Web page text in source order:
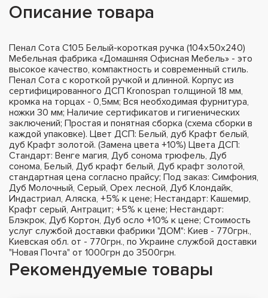
Описание товара
Пенал Сота С105 Белый-короткая ручка (104х50х240)
Мебельная фабрика «Домашняя Офисная Мебель» - это
высокое качество, компактность и современный стиль.
Пенал Сота с короткой ручкой и длинной. Корпус из
сертифицированного ДСП Kronospan толщиной 18 мм,
кромка на торцах - 0,5мм; Вся необходимая фурнитура,
ножки 30 мм; Наличие сертификатов и гигиенических
заключений; Простая и понятная сборка (схема сборки в
каждой упаковке). Цвет ДСП: Белый, дуб Крафт белый,
дуб Крафт золотой. (Замена цвета +10%) Цвета ДСП:
Стандарт: Венге магия, Дуб сонома трюфель, Дуб
сонома, Белый, Дуб крафт белый, Дуб крафт золотой,
стандартная цена согласно прайсу; Под заказ: Симфония,
Дуб Молочный, Серый, Орех лесной, Дуб Клондайк,
Индастриал, Аляска, +5% к цене; Нестандарт: Кашемир,
Крафт серый, Антрацит; +5% к цене; Нестандарт:
Блэкрок, Дуб Кортон, Дуб осло +10% к цене; Стоимость
услуг службой доставки фабрики "ДОМ": Киев - 770грн.,
Киевская обл. от - 770грн., по Украине службой доставки
"Новая Почта" от 1000грн до 3500грн.
Рекомендуемые товары